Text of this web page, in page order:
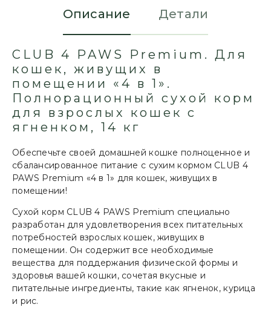
Описание Детали
CLUB 4 PAWS Premium. Для
кошек, живущих в
помещении «4 в 1».
Полнорационный сухой корм
для взрослых кошек с
ягненком, 14 кг
Обеспечьте своей домашней кошке полноценное и
сбалансированное питание с сухим кормом CLUB 4
PAWS Premium «4 в 1» для кошек, живущих в
помещении!
Сухой корм CLUB 4 PAWS Premium специально
разработан для удовлетворения всех питательных
потребностей взрослых кошек, живущих в
помещении. Он содержит все необходимые
вещества для поддержания физической формы и
здоровья вашей кошки, сочетая вкусные и
питательные ингредиенты, такие как ягненок, курица
и рис.